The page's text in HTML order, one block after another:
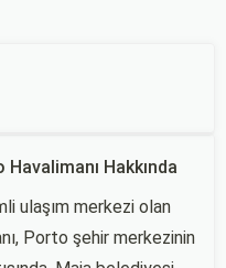
Hakkında
ulaşım merkezi olan
Porto şehir merkezinin